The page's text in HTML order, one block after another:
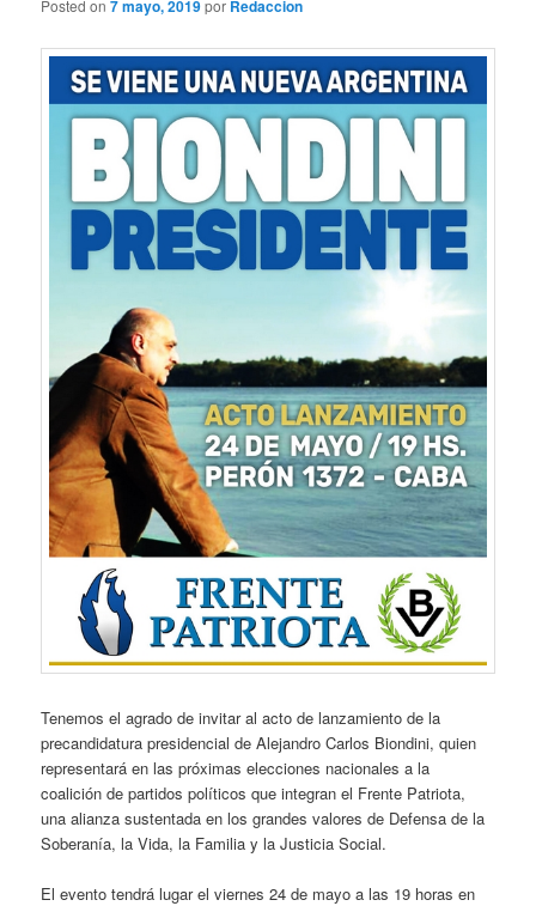
Posted on7 mayo, 2019por Redaccion
Tenemos el agrado de invitar al acto de lanzamiento de la
precandidatura presidencial de Alejandro Carlos Biondini, quien
representará en las próximas elecciones nacionales a la
coalición de partidos políticos que integran el Frente Patriota,
una alianza sustentada en los grandes valores de Defensa de la
Soberanía, la Vida, la Familia y la Justicia Social.
El evento tendrá lugar el viernes 24 de mayo a las 19 horas en